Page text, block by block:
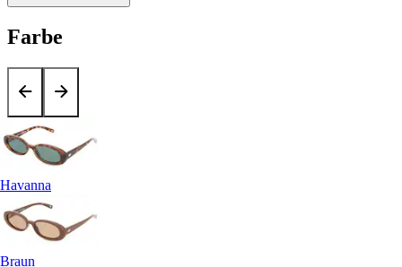
Farbe
Havanna
Braun